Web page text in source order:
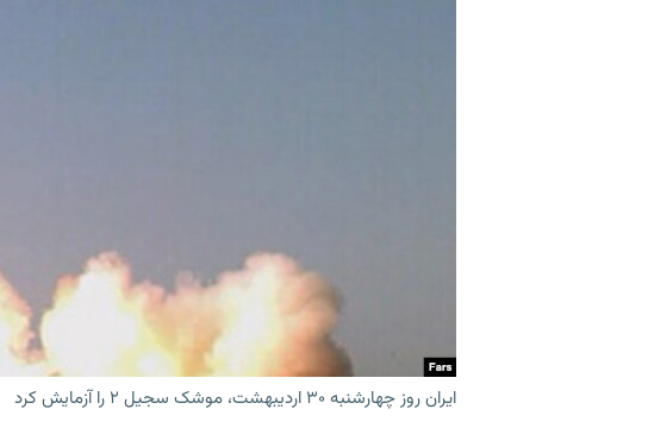
ایران روز چهارشنبه ۳۰ اردیبهشت، موشک سجیل ۲ را آزمایش کرد